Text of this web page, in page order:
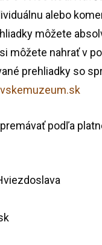
alebo
môžete
môžete nahrať v
prehliadky so
podľa